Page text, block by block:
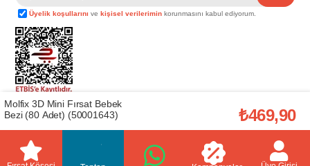
Üyelik koşullarını vekişisel verilerimin korunmasını kabul ediyorum.
Telif Hakkı © 2026Afeks Yapı Market
. Tüm hakları saklıdır.
Bu web sitesindeki tüm ürünler ticari amaçlıdır. Web sitemizde yer alan
görsel ve yazılı içerikler firmamıza ait olup, firmamızın yazılı izni alınmadan
başka yerlerde kullanılamaz. İçeriklerin izin alınmadan kopyalanması ve
kullanılması 5846 sayılı Fikir ve Sanat Eserleri Yasasına göre suçtur.
Molfix 3D Mini Fırsat Bebek
Bezi (80 Adet) (50001643)
₺469,90